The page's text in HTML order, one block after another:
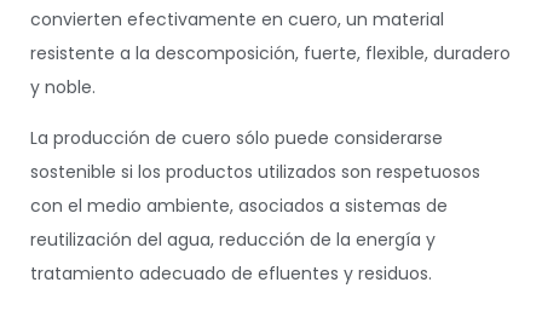
convierten efectivamente en cuero, un material
resistente a la descomposición, fuerte, flexible, duradero
y noble.
La producción de cuero sólo puede considerarse
sostenible si los productos utilizados son respetuosos
con el medio ambiente, asociados a sistemas de
reutilización del agua, reducción de la energía y
tratamiento adecuado de efluentes y residuos.